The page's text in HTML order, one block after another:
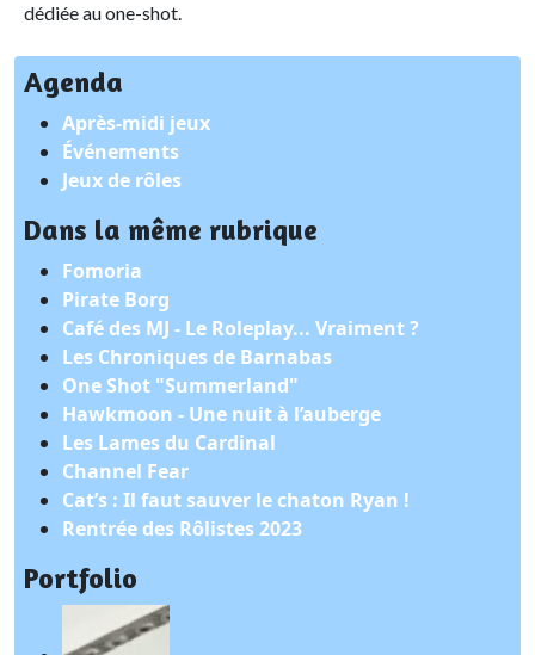
dédiée au one-shot.
Agenda
Après-midi jeux
Événements
Jeux de rôles
Dans la même rubrique
Fomoria
Pirate Borg
Café des MJ - Le Roleplay... Vraiment ?
Les Chroniques de Barnabas
One Shot "Summerland"
Hawkmoon - Une nuit à l’auberge
Les Lames du Cardinal
Channel Fear
Cat’s : Il faut sauver le chaton Ryan !
Rentrée des Rôlistes 2023
Portfolio